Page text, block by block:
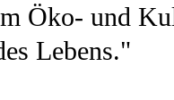
Öko- und
Lebens."